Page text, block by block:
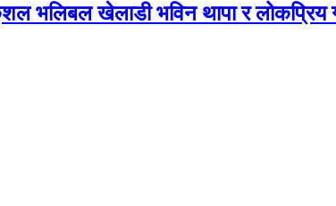
भलिबल खेलाडी भविन थापा र लोकप्रिय